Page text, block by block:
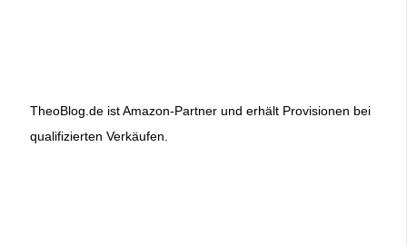
TheoBlog.de ist Amazon-Partner und erhält Provisionen bei
qualifizierten Verkäufen.